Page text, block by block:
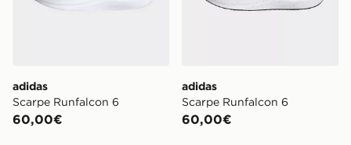
adidas
Scarpe Runfalcon 6
60,00€
adidas
Scarpe Runfalcon 6
60,00€